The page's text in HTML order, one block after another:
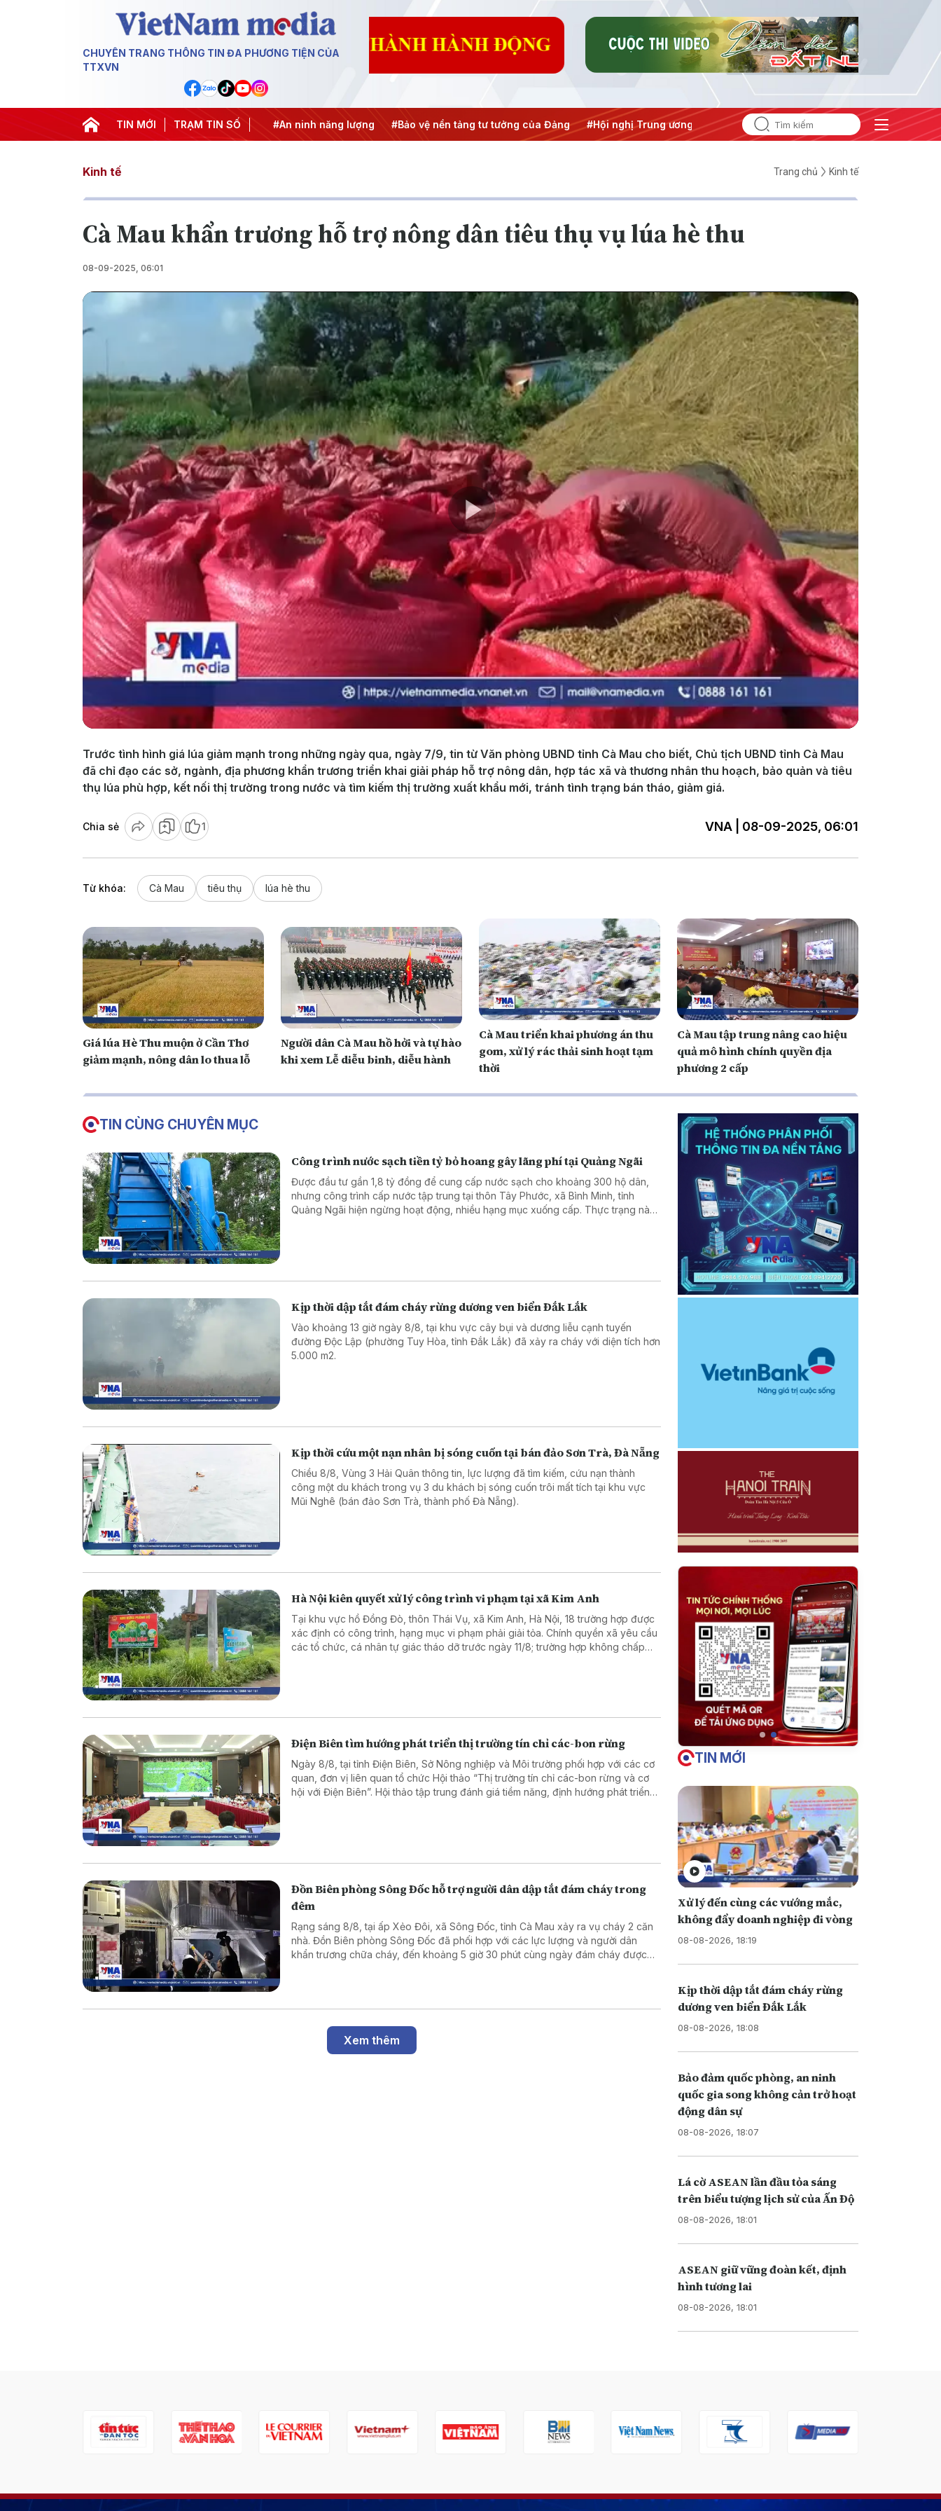
CHUYÊN TRANG THÔNG TIN ĐA PHƯƠNG TIỆN CỦA
TTXVN
TIN MỚI TRẠM TIN SỐ
khai thác IUU #Căng thẳng Trung Đông #An ninh năng lượng #Bảo vệ nền tảng tư tưởng của Đảng #Hội nghị Trung ương 3
Kinh tế Trang chủ Kinh tế
Cà Mau khẩn trương hỗ trợ nông dân tiêu thụ vụ lúa hè thu
08-09-2025, 06:01
Play
Video
Trước tình hình giá lúa giảm mạnh trong những ngày qua, ngày 7/9, tin từ Văn phòng UBND tỉnh Cà Mau cho biết, Chủ tịch UBND tỉnh Cà Mau
đã chỉ đạo các sở, ngành, địa phương khẩn trương triển khai giải pháp hỗ trợ nông dân, hợp tác xã và thương nhân thu hoạch, bảo quản và tiêu
thụ lúa phù hợp, kết nối thị trường trong nước và tìm kiếm thị trường xuất khẩu mới, tránh tình trạng bán tháo, giảm giá.
Chia sẻ 1 VNA | 08-09-2025, 06:01
Từ khóa: Cà Mau tiêu thụ lúa hè thu
Giá lúa Hè Thu muộn ở Cần Thơ
giảm mạnh, nông dân lo thua lỗ
Người dân Cà Mau hồ hởi và tự hào
khi xem Lễ diễu binh, diễu hành
Cà Mau triển khai phương án thu
gom, xử lý rác thải sinh hoạt tạm
thời
Cà Mau tập trung nâng cao hiệu
quả mô hình chính quyền địa
phương 2 cấp
TIN CÙNG CHUYÊN MỤC
Công trình nước sạch tiền tỷ bỏ hoang gây lãng phí tại Quảng Ngãi
Được đầu tư gần 1,8 tỷ đồng để cung cấp nước sạch cho khoảng 300 hộ dân,
nhưng công trình cấp nước tập trung tại thôn Tây Phước, xã Bình Minh, tỉnh
Quảng Ngãi hiện ngừng hoạt động, nhiều hạng mục xuống cấp. Thực trạng này
Kịp thời dập tắt đám cháy rừng dương ven biển Đắk Lắk
Vào khoảng 13 giờ ngày 8/8, tại khu vực cây bụi và dương liễu cạnh tuyến
đường Độc Lập (phường Tuy Hòa, tỉnh Đắk Lắk) đã xảy ra cháy với diện tích hơn
5.000 m2.
Kịp thời cứu một nạn nhân bị sóng cuốn tại bán đảo Sơn Trà, Đà Nẵng
Chiều 8/8, Vùng 3 Hải Quân thông tin, lực lượng đã tìm kiếm, cứu nạn thành
công một du khách trong vụ 3 du khách bị sóng cuốn trôi mất tích tại khu vực
Mũi Nghê (bán đảo Sơn Trà, thành phố Đà Nẵng).
Hà Nội kiên quyết xử lý công trình vi phạm tại xã Kim Anh
Tại khu vực hồ Đồng Đò, thôn Thái Vụ, xã Kim Anh, Hà Nội, 18 trường hợp được
xác định có công trình, hạng mục vi phạm phải giải tỏa. Chính quyền xã yêu cầu
các tổ chức, cá nhân tự giác tháo dỡ trước ngày 11/8; trường hợp không chấp
Điện Biên tìm hướng phát triển thị trường tín chỉ các-bon rừng
Ngày 8/8, tại tỉnh Điện Biên, Sở Nông nghiệp và Môi trường phối hợp với các cơ
quan, đơn vị liên quan tổ chức Hội thảo “Thị trường tín chỉ các-bon rừng và cơ
hội với Điện Biên”. Hội thảo tập trung đánh giá tiềm năng, định hướng phát triển
Đồn Biên phòng Sông Đốc hỗ trợ người dân dập tắt đám cháy trong
đêm
Rạng sáng 8/8, tại ấp Xẻo Đôi, xã Sông Đốc, tỉnh Cà Mau xảy ra vụ cháy 2 căn
nhà. Đồn Biên phòng Sông Đốc đã phối hợp với các lực lượng và người dân
khẩn trương chữa cháy, đến khoảng 5 giờ 30 phút cùng ngày đám cháy được
Xem thêm
TIN MỚI
Xử lý đến cùng các vướng mắc,
không đẩy doanh nghiệp đi vòng
08-08-2026, 18:19
Kịp thời dập tắt đám cháy rừng
dương ven biển Đắk Lắk
08-08-2026, 18:08
Bảo đảm quốc phòng, an ninh
quốc gia song không cản trở hoạt
động dân sự
08-08-2026, 18:07
Lá cờ ASEAN lần đầu tỏa sáng
trên biểu tượng lịch sử của Ấn Độ
08-08-2026, 18:01
ASEAN giữ vững đoàn kết, định
hình tương lai
08-08-2026, 18:01